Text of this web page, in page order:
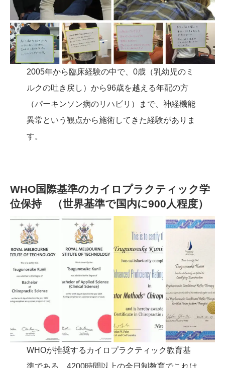
2005年から臨床経験の中で、0歳（乳幼児のミ
ルクの吐き戻し）から96歳を越える年配の方
（パーキンソン病のリハビリ）まで、神経機能
異常という観点から施術してきた経験がありま
す。
WHO国際基準のカイロプラクティック学
位保持 （世界基準で国内に900人程度）
WHOが推奨するカイロプラクティック教育基
準である、4200時間以上の全日制教育でこれは